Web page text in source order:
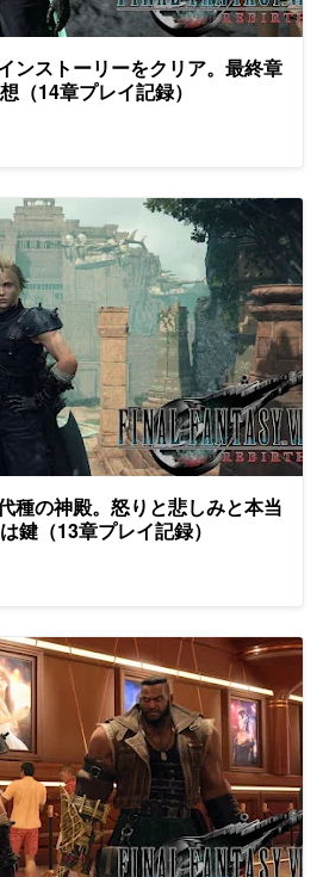
ンストーリーをクリア。最終章
（14章プレイ記録）
種の神殿。怒りと悲しみと本当
鍵（13章プレイ記録）